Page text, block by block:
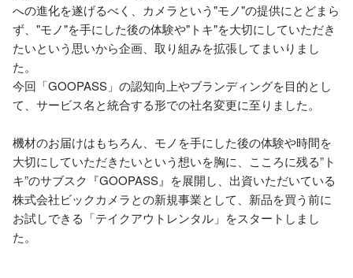
への進化を遂げるべく、カメラという"モノ"の提供にとどまら
ず、"モノ"を手にした後の体験や"トキ"を大切にしていただき
たいという思いから企画、取り組みを拡張してまいりまし
た。
今回「GOOPASS」の認知向上やブランディングを目的とし
て、サービス名と統合する形での社名変更に至りました。
機材のお届けはもちろん、モノを手にした後の体験や時間を
大切にしていただきたいという想いを胸に、こころに残る”ト
キ”のサブスク『GOOPASS』を展開し、出資いただいている
株式会社ビックカメラとの新規事業として、新品を買う前に
お試しできる「テイクアウトレンタル」をスタートしまし
た。